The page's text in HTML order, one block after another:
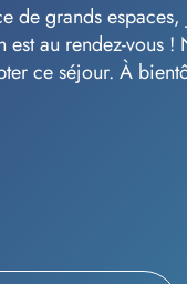
de grands
est au rendez-vous !
ce séjour. À